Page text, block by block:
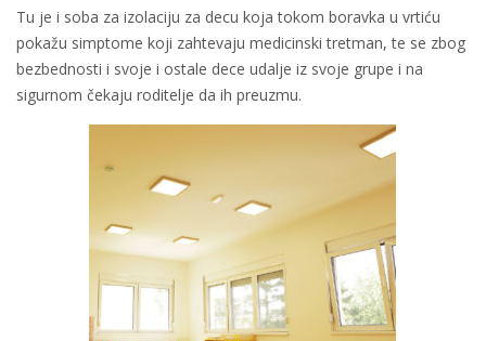
Tu je i soba za izolaciju za decu koja tokom boravka u vrtiću
pokažu simptome koji zahtevaju medicinski tretman, te se zbog
bezbednosti i svoje i ostale dece udalje iz svoje grupe i na
sigurnom čekaju roditelje da ih preuzmu.